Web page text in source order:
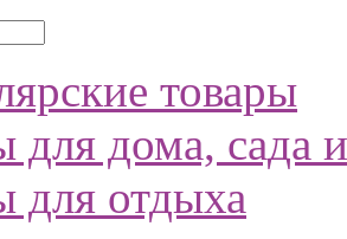
товары
для дома, сада
для отдыха